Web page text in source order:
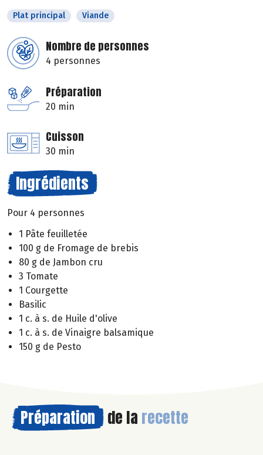
Plat principal Viande
Nombre de personnes
4 personnes
Préparation
20 min
Cuisson
30 min
Ingrédients
Pour 4 personnes
1 Pâte feuilletée
100 g de Fromage de brebis
80 g de Jambon cru
3 Tomate
1 Courgette
Basilic
1 c. à s. de Huile d'olive
1 c. à s. de Vinaigre balsamique
150 g de Pesto
Préparation de la recette